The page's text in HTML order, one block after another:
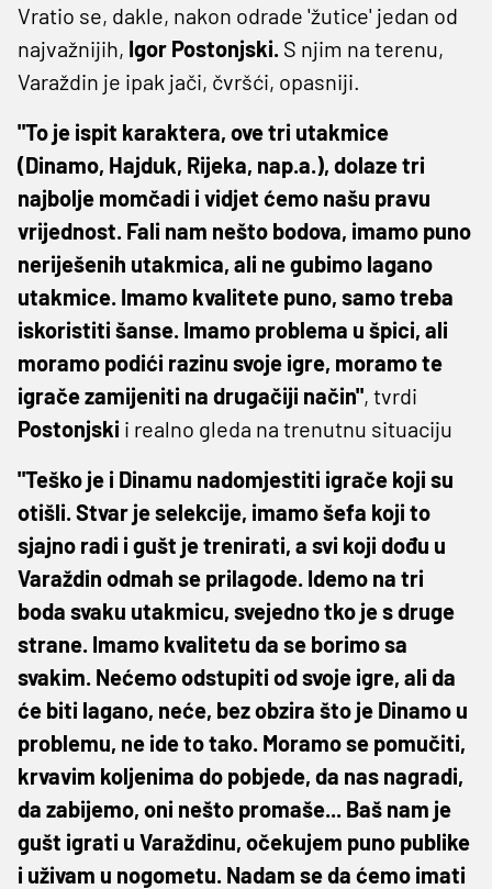
Vratio se, dakle, nakon odrade 'žutice' jedan od
najvažnijih, Igor Postonjski. S njim na terenu,
Varaždin je ipak jači, čvršći, opasniji.
"To je ispit karaktera, ove tri utakmice
(Dinamo, Hajduk, Rijeka, nap.a.), dolaze tri
najbolje momčadi i vidjet ćemo našu pravu
vrijednost. Fali nam nešto bodova, imamo puno
neriješenih utakmica, ali ne gubimo lagano
utakmice. Imamo kvalitete puno, samo treba
iskoristiti šanse. Imamo problema u špici, ali
moramo podići razinu svoje igre, moramo te
igrače zamijeniti na drugačiji način", tvrdi
Postonjski i realno gleda na trenutnu situaciju
"Teško je i Dinamu nadomjestiti igrače koji su
otišli. Stvar je selekcije, imamo šefa koji to
sjajno radi i gušt je trenirati, a svi koji dođu u
Varaždin odmah se prilagode. Idemo na tri
boda svaku utakmicu, svejedno tko je s druge
strane. Imamo kvalitetu da se borimo sa
svakim. Nećemo odstupiti od svoje igre, ali da
će biti lagano, neće, bez obzira što je Dinamo u
problemu, ne ide to tako. Moramo se pomučiti,
krvavim koljenima do pobjede, da nas nagradi,
da zabijemo, oni nešto promaše... Baš nam je
gušt igrati u Varaždinu, očekujem puno publike
i uživam u nogometu. Nadam se da ćemo imati